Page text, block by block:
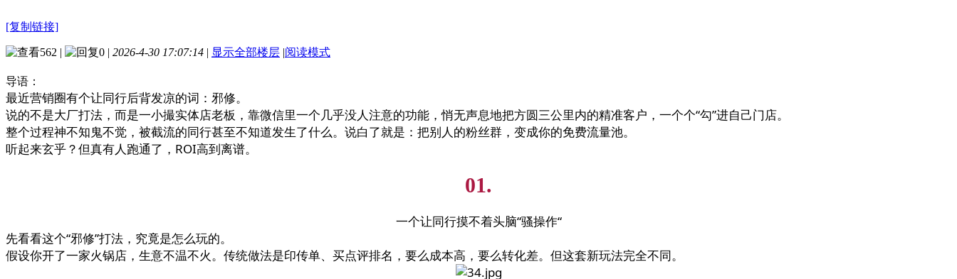
[复制链接]
562 | 0 | 2026-4-30 17:07:14 | 显示全部楼层 |阅读模式
导语：
最近营销圈有个让同行后背发凉的词：邪修。
说的不是大厂打法，而是一小撮实体店老板，靠微信里一个几乎没人注意的功能，悄无声息地把方圆三公里内的精准客户，一个个“勾”进自己门店。
整个过程神不知鬼不觉，被截流的同行甚至不知道发生了什么。说白了就是：把别人的粉丝群，变成你的免费流量池。
听起来玄乎？但真有人跑通了，ROI高到离谱。
01.
一个让同行摸不着头脑“骚操作“
先看看这个“邪修”打法，究竟是怎么玩的。
假设你开了一家火锅店，生意不温不火。传统做法是印传单、买点评排名，要么成本高，要么转化差。但这套新玩法完全不同。